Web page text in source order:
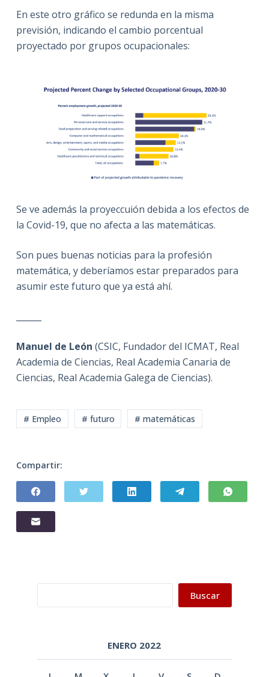
En este otro gráfico se redunda en la misma
previsión, indicando el cambio porcentual
proyectado por grupos ocupacionales:
Se ve además la proyeccuión debida a los efectos de
la Covid-19, que no afecta a las matemáticas.
Son pues buenas noticias para la profesión
matemática, y deberíamos estar preparados para
asumir este futuro que ya está ahí.
Manuel de León (CSIC, Fundador del ICMAT, Real
Academia de Ciencias, Real Academia Canaria de
Ciencias, Real Academia Galega de Ciencias).
# Empleo # futuro # matemáticas
Compartir:
Buscar
ENERO 2022